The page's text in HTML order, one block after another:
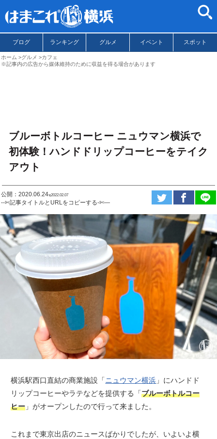
ブログ ランキング グルメ イベント スポット
ホーム グルメ
カフェ
※記事内の広告から媒体維持のために収益を得る場合があります
ブルーボトルコーヒー ニュウマン横浜で
初体験！ハンドドリップコーヒーをテイク
アウト
公開：2020.06.24ಇ2022.02.07
--✄記事タイトルとURLをコピーする-✄—
横浜駅西口直結の商業施設「ニュウマン横浜 」にハンドド
リップコーヒーやラテなどを提供する「ブルーボトルコー
ヒー 」がオープンしたので行って来ました。
これまで東京出店のニュースばかりでしたが、いよいよ横